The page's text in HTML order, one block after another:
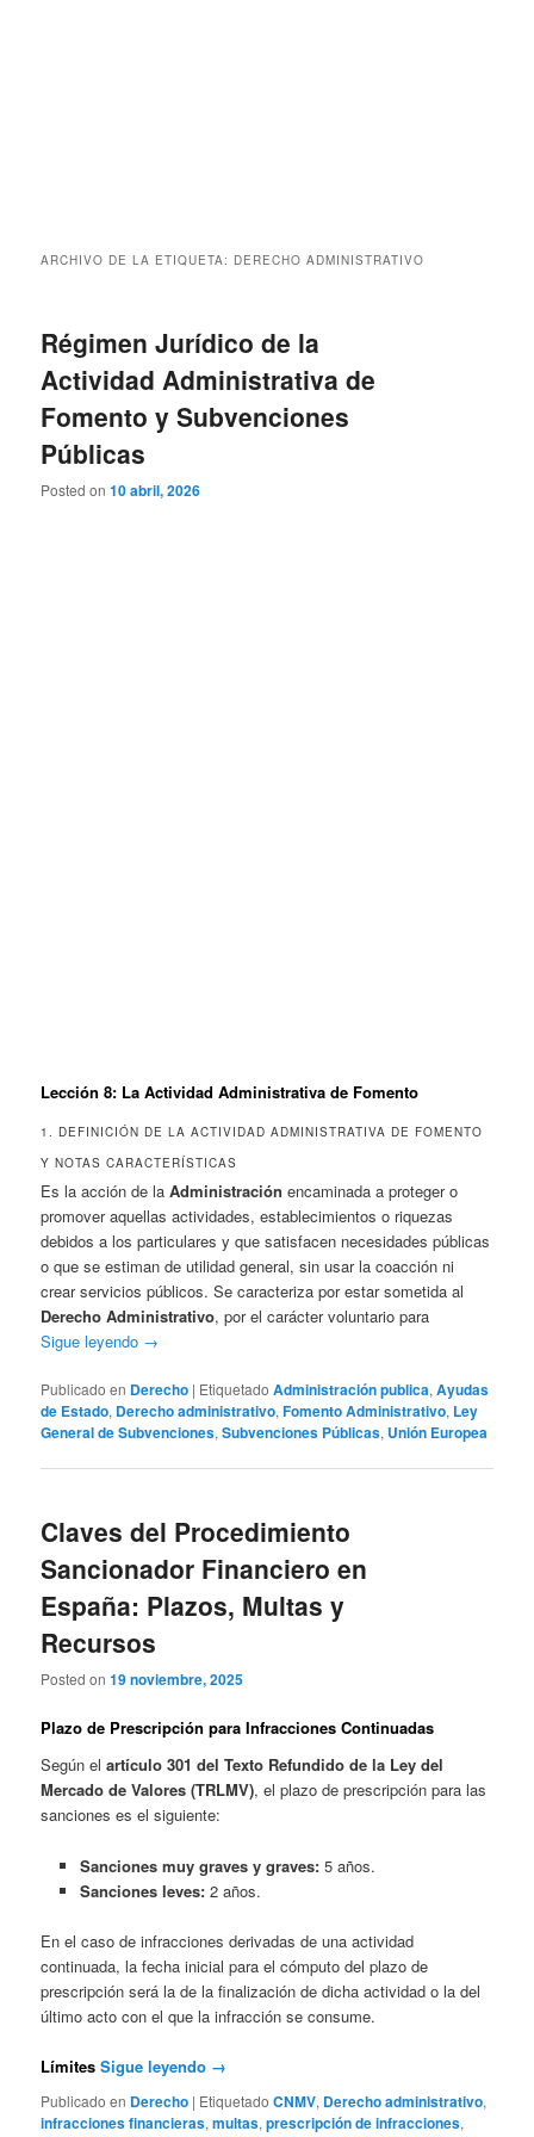
ARCHIVO DE LA ETIQUETA: DERECHO ADMINISTRATIVO
Régimen Jurídico de la
Actividad Administrativa de
Fomento y Subvenciones
Públicas
Posted on10 abril, 2026
Lección 8: La Actividad Administrativa de Fomento
1. DEFINICIÓN DE LA ACTIVIDAD ADMINISTRATIVA DE FOMENTO
Y NOTAS CARACTERÍSTICAS
Es la acción de laAdministración encaminada a proteger o
promover aquellas actividades, establecimientos o riquezas
debidos a los particulares y que satisfacen necesidades públicas
o que se estiman de utilidad general, sin usar la coacción ni
crear servicios públicos. Se caracteriza por estar sometida al
Derecho Administrativo, por el carácter voluntario para
Sigue leyendo →
Publicado en Derecho | Etiquetado Administración publica,Ayudas
de Estado, Derecho administrativo,Fomento Administrativo, Ley
General de Subvenciones,Subvenciones Públicas, Unión Europea
Claves del Procedimiento
Sancionador Financiero en
España: Plazos, Multas y
Recursos
Posted on19 noviembre, 2025
Plazo de Prescripción para Infracciones Continuadas
Según elartículo 301 del Texto Refundido de la Ley del
Mercado de Valores (TRLMV), el plazo de prescripción para las
sanciones es el siguiente:
Sanciones muy graves y graves:5 años.
Sanciones leves:2 años.
En el caso de infracciones derivadas de una actividad
continuada, la fecha inicial para el cómputo del plazo de
prescripción será la de la finalización de dicha actividad o la del
último acto con el que la infracción se consume.
LímitesSigue leyendo →
Publicado en Derecho | Etiquetado CNMV, Derecho administrativo,
infracciones financieras,multas,prescripción de infracciones,